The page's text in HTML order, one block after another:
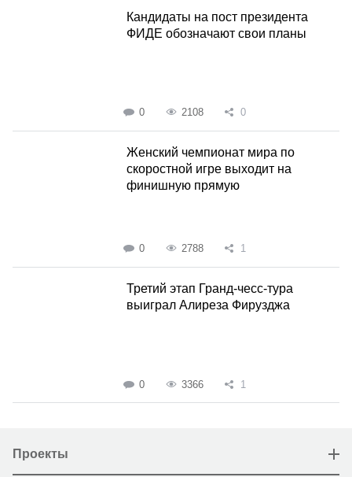
Кандидаты на пост президента
ФИДЕ обозначают свои планы
0 2108 0
Женский чемпионат мира по
скоростной игре выходит на
финишную прямую
0 2788 1
Третий этап Гранд-чесс-тура
выиграл Алиреза Фирузджа
0 3366 1
Проекты